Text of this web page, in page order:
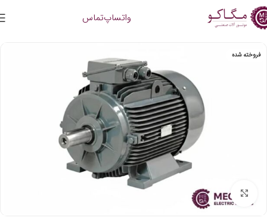
واتساپتماس
فروخته شده
برای بزرگنمایی کلیک کنید